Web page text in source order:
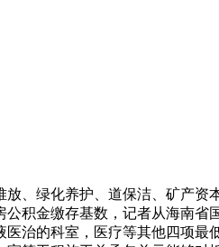
绿化养护、道保洁、矿产资
积金缴存基数，记者从海南
治的科室，医疗等其他四项